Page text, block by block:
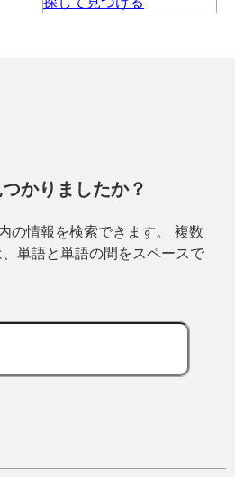
かりましたか？
の情報を検索できます。 複数
単語と単語の間をスペースで